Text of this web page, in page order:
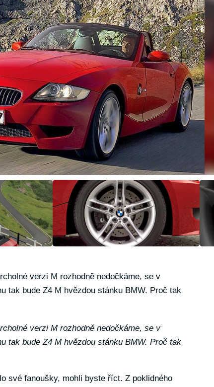
verzi M rozhodně nedočkáme, se v
tak bude Z4 M hvězdou stánku BMW. Proč tak
verzi M rozhodně nedočkáme, se v
tak bude Z4 M hvězdou stánku BMW. Proč tak
své fanoušky, mohli byste říct. Z poklidného